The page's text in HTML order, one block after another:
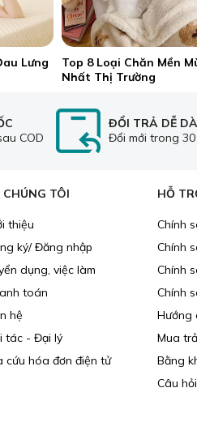
rèm tre trang trí tết
, decor
vẽ, câu đối, ảnh tết... rất
Lưng
Top 8 Loại Chăn Mền
Nhất Thị Trường
COD
ĐỔI TRẢ DỄ
Đổi mới trong
CHÚNG TÔI
thiệu
ký/ Đăng nhập
dụng, việc làm
toán
hệ
tác - Đại lý
cứu hóa đơn điện tử
HỖ
Chính
Chính
Chính
Chính
Hướng
Mua
Bằng
Câu